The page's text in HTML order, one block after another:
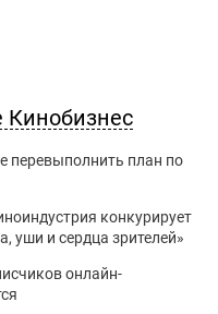
Кинобизнес
перевыполнить план по
конкурирует
уши и сердца зрителей»
онлайн-